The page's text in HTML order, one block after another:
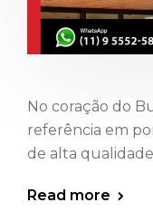
No coração do
referência em
de alta
Read more